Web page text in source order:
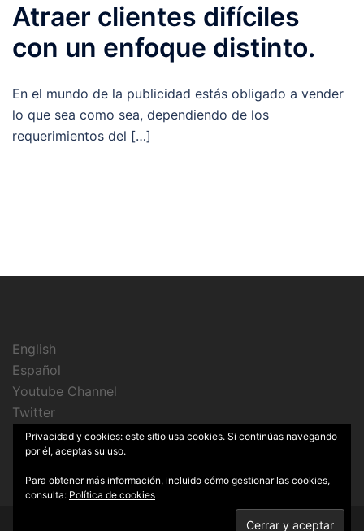
Atraer clientes difíciles
con un enfoque distinto.
En el mundo de la publicidad estás obligado a vender
lo que sea como sea, dependiendo de los
requerimientos del […]
English
Español
Youtube Channel
Twitter
Instagram
Privacidad y cookies: este sitio usa cookies. Si continúas navegando
por él, aceptas su uso.
Para obtener más información, incluido cómo gestionar las cookies,
consulta: Política de cookies